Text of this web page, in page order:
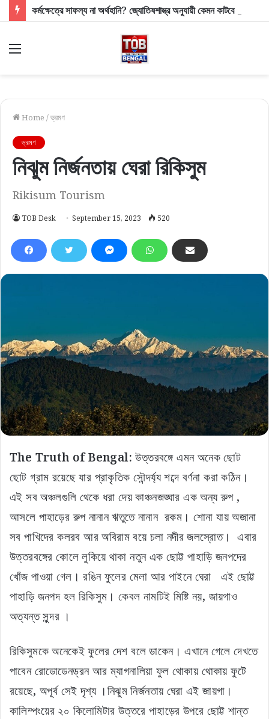
Menu
Home /ভ্রমণ
ভ্রমণ
নিঝুম নির্জনতায় ঘেরা রিকিসুম
Rikisum Tourism
TOB Desk September 15, 2023 520
The Truth of Bengal: উত্তরবঙ্গে এমন অনেক ছোট
ছোট গ্রাম রয়েছে যার প্রাকৃতিক সৌন্দর্য্য শব্দে বর্ণনা করা কঠিন।
এই সব অঞ্চলগুলি থেকে ধরা দেয় কাঞ্চনজঙ্ঘার এক অন্য রুপ ,
আসলে পাহাড়ের রুপ নানান ঋতুতে নানান রকম। শোনা যায় অজানা
সব পাখিদের কলরব আর অবিরাম বয়ে চলা নদীর জলস্রোত। এবার
উত্তরবঙ্গের কোলে লুকিয়ে থাকা নতুন এক ছোট্ট পাহাড়ি জনপদের
খোঁজ পাওয়া গেল। রঙিন ফুলের মেলা আর পাইনে ঘেরা এই ছোট্ট
পাহাড়ি জনপদ হল রিকিসুম। কেবল নামটিই মিষ্টি নয়, জায়গাও
অত্যন্ত সুন্দর ।
রিকিসুমকে অনেকেই ফুলের দেশ বলে ডাকেন। এখানে গেলে দেখতে
পাবেন রোডোডেনড্রন আর ম্যাগনালিয়া ফুল থোকায় থোকায় ফুটে
রয়েছে, অপূর্ব সেই দৃশ্য ।নিঝুম নির্জনতায় ঘেরা এই জায়গা।
কালিম্পংয়ের ২০ কিলোমিটার উত্তরে পাহাড়ের উপরে ছোট্ট শান্ত